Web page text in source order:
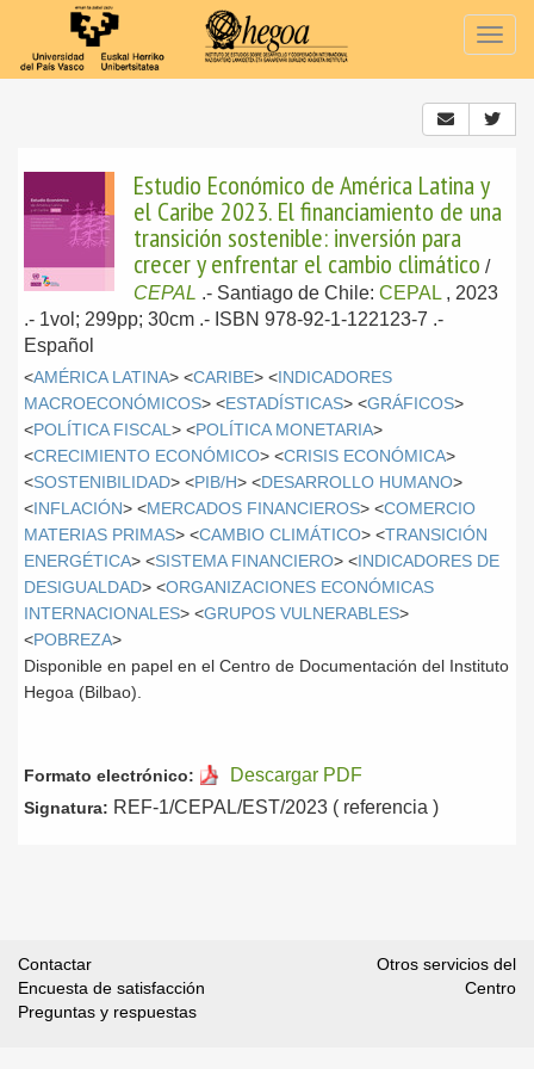
Estudio Económico de América Latina y
el Caribe 2023. El financiamiento de una
transición sostenible: inversión para
crecer y enfrentar el cambio climático /
CEPAL .- Santiago de Chile: CEPAL , 2023
.- 1vol; 299pp; 30cm .- ISBN 978-92-1-122123-7 .-
Español
<AMÉRICA LATINA> <CARIBE> <INDICADORES
MACROECONÓMICOS> <ESTADÍSTICAS> <GRÁFICOS>
<POLÍTICA FISCAL > <POLÍTICA MONETARIA>
<CRECIMIENTO ECONÓMICO> <CRISIS ECONÓMICA>
<SOSTENIBILIDAD> <PIB/H> <DESARROLLO HUMANO>
<INFLACIÓN> <MERCADOS FINANCIEROS> <COMERCIO
MATERIAS PRIMAS> <CAMBIO CLIMÁTICO> <TRANSICIÓN
ENERGÉTICA> <SISTEMA FINANCIERO> <INDICADORES DE
DESIGUALDAD> <ORGANIZACIONES ECONÓMICAS
INTERNACIONALES> <GRUPOS VULNERABLES>
<POBREZA>
Disponible en papel en el Centro de Documentación del Instituto
Hegoa (Bilbao).
Formato electrónico: Descargar PDF
Signatura: REF-1/CEPAL/EST/2023 ( referencia )
Contactar
Encuesta de satisfacción
Preguntas y respuestas
Otros servicios del
Centro